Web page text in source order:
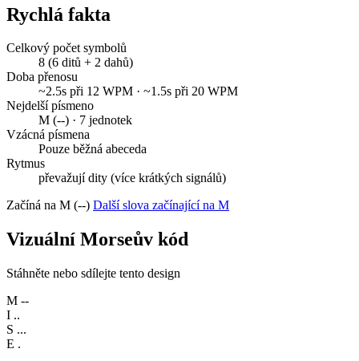
Rychlá fakta
Celkový počet symbolů
8 (6 ditů + 2 dahů)
Doba přenosu
~2.5s při 12 WPM · ~1.5s při 20 WPM
Nejdelší písmeno
M (--) · 7 jednotek
Vzácná písmena
Pouze běžná abeceda
Rytmus
převažují dity (více krátkých signálů)
Začíná na M (--) Další slova začínající na M
Vizuální Morseův kód
Stáhněte nebo sdílejte tento design
M --
I ..
S ...
E .